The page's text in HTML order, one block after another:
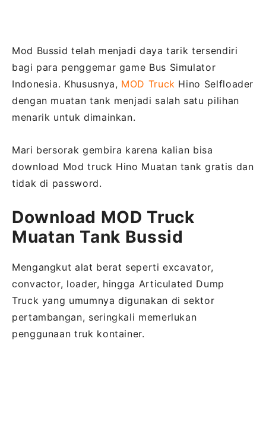
Mod Bussid telah menjadi daya tarik tersendiri
bagi para penggemar game Bus Simulator
Indonesia. Khususnya, MOD Truck Hino Selfloader
dengan muatan tank menjadi salah satu pilihan
menarik untuk dimainkan.
Mari bersorak gembira karena kalian bisa
download Mod truck Hino Muatan tank gratis dan
tidak di password.
Download MOD Truck
Muatan Tank Bussid
Mengangkut alat berat seperti excavator,
convactor, loader, hingga Articulated Dump
Truck yang umumnya digunakan di sektor
pertambangan, seringkali memerlukan
penggunaan truk kontainer.